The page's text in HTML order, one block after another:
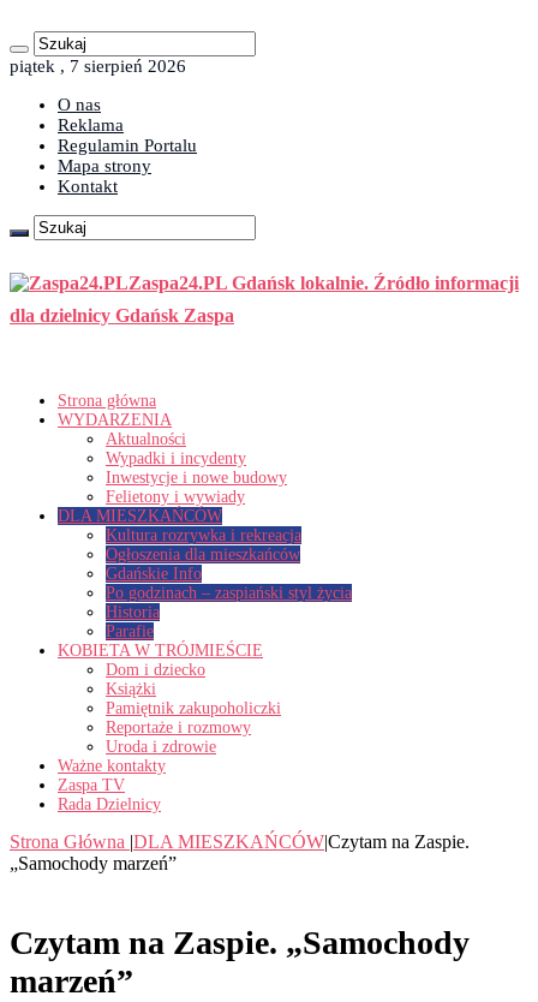
piątek , 7 sierpień 2026
O nas
Reklama
Regulamin Portalu
Mapa strony
Kontakt
Zaspa24.PL Gdańsk lokalnie. Źródło informacji
dla dzielnicy Gdańsk Zaspa
Strona główna
WYDARZENIA
Aktualności
Wypadki i incydenty
Inwestycje i nowe budowy
Felietony i wywiady
DLA MIESZKAŃCÓW
Kultura rozrywka i rekreacja
Ogłoszenia dla mieszkańców
Gdańskie Info
Po godzinach – zaspiański styl życia
Historia
Parafie
KOBIETA W TRÓJMIEŚCIE
Dom i dziecko
Książki
Pamiętnik zakupoholiczki
Reportaże i rozmowy
Uroda i zdrowie
Ważne kontakty
Zaspa TV
Rada Dzielnicy
Strona Główna |DLA MIESZKAŃCÓW|Czytam na Zaspie.
„Samochody marzeń”
Czytam na Zaspie. „Samochody
marzeń”